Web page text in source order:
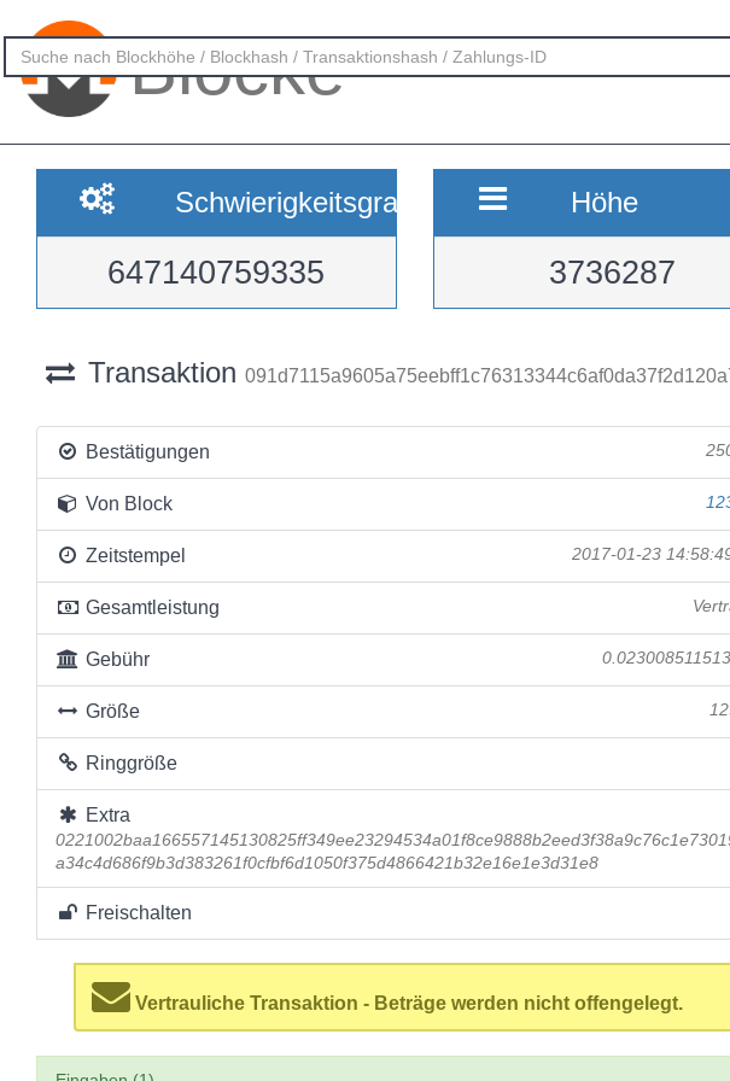
Blöcke
Schwierigkeitsgrad
647140759335
Höhe
3736287
Transaktion
Bestätigungen
Von Block
Zeitstempel 2017-01-23
Gesamtleistung
Gebühr
Größe
Ringgröße
Extra
a34c4d686f9b3d383261f0cfbf6d1050f375d4866421b32e16e1e3d31e8
Freischalten
Vertrauliche Transaktion - Beträge werden nicht offengelegt.